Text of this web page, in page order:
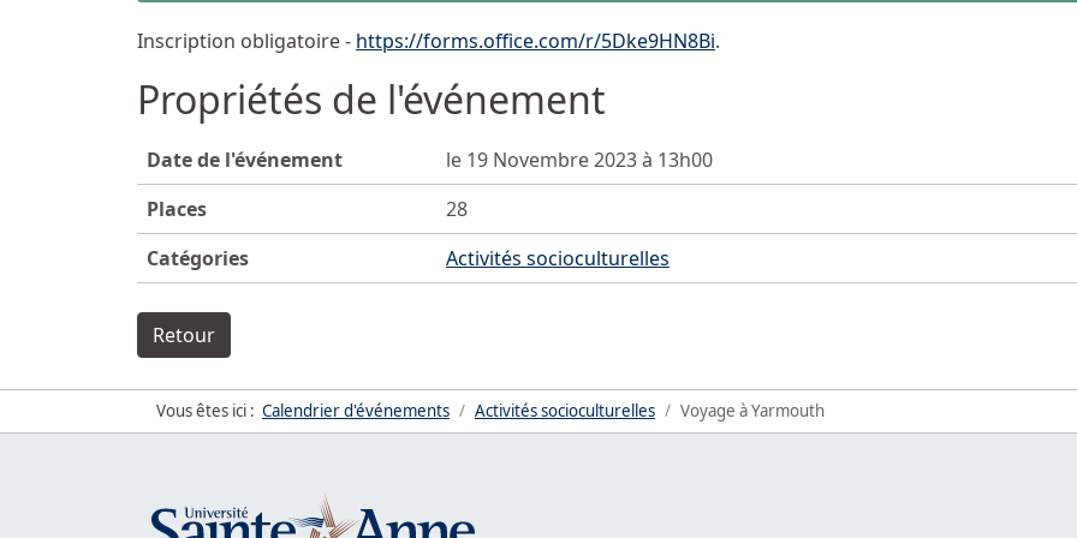
Inscription obligatoire - https://forms.office.com/r/5Dke9HN8Bi.
Propriétés de l'événement
Date de l'événement
le 19 Novembre 2023 à 13h00
Places
28
Catégories
Activités socioculturelles
Retour
Vous êtes ici : Calendrier d'événements Activités socioculturelles Voyage à Yarmouth